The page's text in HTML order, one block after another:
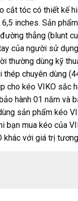
cắt tóc có thiết kế
inches. Sản
thẳng (blunt
của người sử
thường dùng kỹ
chuyên dùng
cho kéo VIKO
hành 01 năm
sản phẩm kéo
bạn mua kéo của
với giá trị